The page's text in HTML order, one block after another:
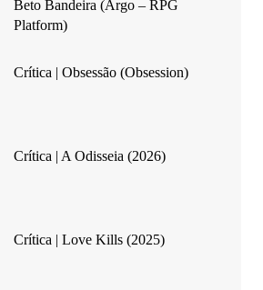
Beto Bandeira (Argo – RPG
Platform)
Crítica | Obsessão (Obsession)
Crítica | A Odisseia (2026)
Crítica | Love Kills (2025)